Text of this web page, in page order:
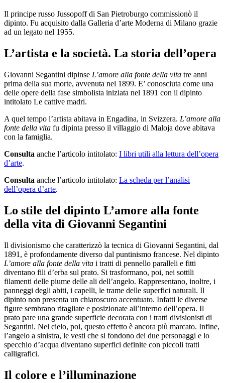
Il principe russo Jussopoff di San Pietroburgo commissionò il
dipinto. Fu acquisito dalla Galleria d’arte Moderna di Milano grazie
ad un legato nel 1955.
L’artista e la società. La storia dell’opera
Giovanni Segantini dipinse L’amore alla fonte della vita tre anni
prima della sua morte, avvenuta nel 1899. E’ conosciuta come una
delle opere della fase simbolista iniziata nel 1891 con il dipinto
intitolato Le cattive madri.
A quel tempo l’artista abitava in Engadina, in Svizzera. L’amore alla
fonte della vita fu dipinta presso il villaggio di Maloja dove abitava
con la famiglia.
Consulta anche l’articolo intitolato: I libri utili alla lettura dell’opera
d’arte.
Consulta anche l’articolo intitolato: La scheda per l’analisi
dell’opera d’arte.
Lo stile del dipinto L’amore alla fonte
della vita di Giovanni Segantini
Il divisionismo che caratterizzò la tecnica di Giovanni Segantini, dal
1891, è profondamente diverso dal puntinismo francese. Nel dipinto
L’amore alla fonte della vita i tratti di pennello paralleli e fitti
diventano fili d’erba sul prato. Si trasformano, poi, nei sottili
filamenti delle piume delle ali dell’angelo. Rappresentano, inoltre, i
panneggi degli abiti, i capelli, le trame delle superfici naturali. Il
dipinto non presenta un chiaroscuro accentuato. Infatti le diverse
figure sembrano ritagliate e posizionate all’interno dell’opera. Il
prato pare una grande superficie decorata con i tratti divisionisti di
Segantini. Nel cielo, poi, questo effetto è ancora più marcato. Infine,
l’angelo a sinistra, le vesti che si fondono dei due personaggi e lo
specchio d’acqua diventano superfici definite con piccoli tratti
calligrafici.
Il colore e l’illuminazione